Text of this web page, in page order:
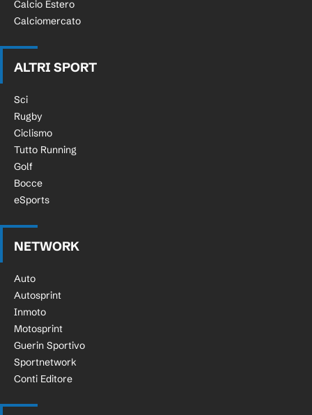
Calcio Estero
Calciomercato
ALTRI SPORT
Sci
Rugby
Ciclismo
Tutto Running
Golf
Bocce
eSports
NETWORK
Auto
Autosprint
Inmoto
Motosprint
Guerin Sportivo
Sportnetwork
Conti Editore